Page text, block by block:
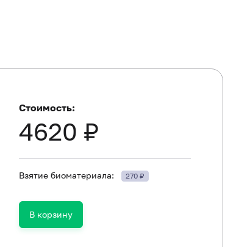
Стоимость:
4620 ₽
Взятие биоматериала: 270 ₽
В корзину